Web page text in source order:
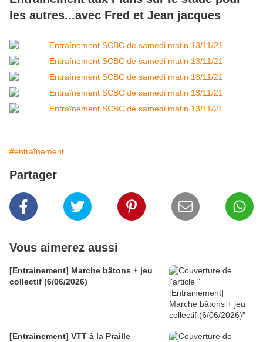
les autres...avec Fred et Jean jacques
#entraînement
Partager
Vous aimerez aussi
[Entrainement] Marche bâtons + jeu
collectif (6/06/2026)
[Entrainement] VTT à la Praille